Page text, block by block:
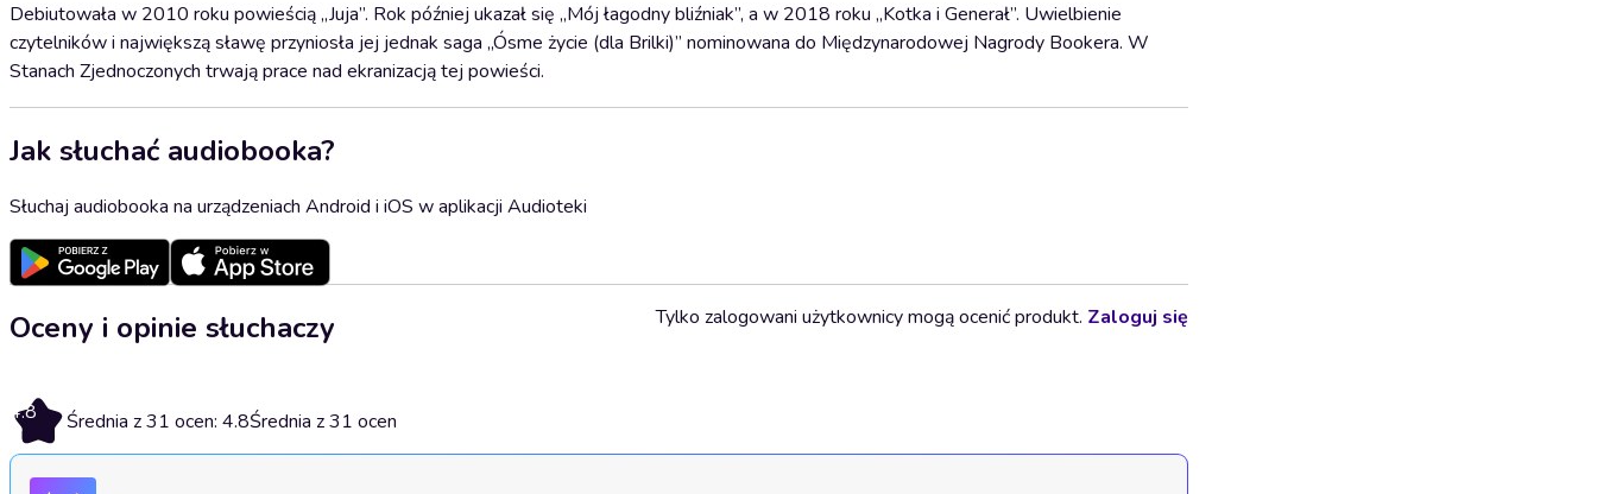
Debiutowała w 2010 roku powieścią „Juja”. Rok później ukazał się „Mój łagodny bliźniak”, a w 2018 roku „Kotka i Generał”. Uwielbienie
czytelników i największą sławę przyniosła jej jednak saga „Ósme życie (dla Brilki)” nominowana do Międzynarodowej Nagrody Bookera. W
Stanach Zjednoczonych trwają prace nad ekranizacją tej powieści.
Jak słuchać audiobooka?
Słuchaj audiobooka na urządzeniach Android i iOS w aplikacji Audioteki
Oceny i opinie słuchaczy
4.8 Średnia z 31 ocen: 4.8Średnia z 31 ocen
Tylko zalogowani użytkownicy mogą ocenić produkt. Zaloguj się